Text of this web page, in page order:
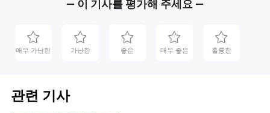
— 이 기사를 평가해 주세요 —
매우 가난한 가난한 좋은 매우 좋은 훌륭한
관련 기사